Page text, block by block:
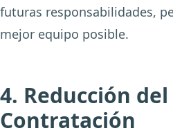
futuras responsabilidades,
mejor equipo posible.
4. Reducción
Contratación